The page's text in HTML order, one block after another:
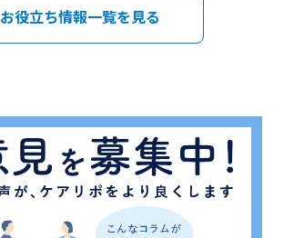
お役立ち情報一覧を見る